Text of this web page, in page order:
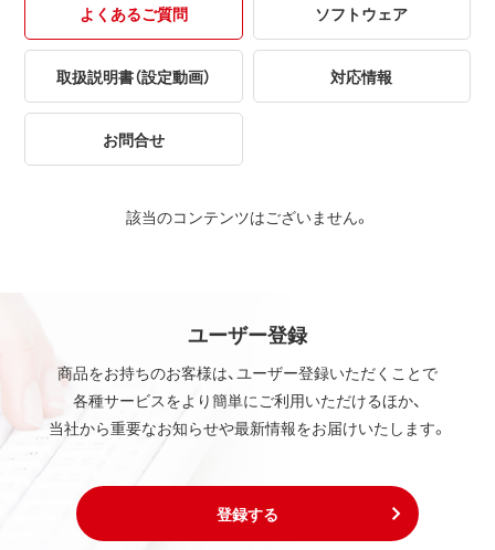
よくあるご質問 ソフトウェア
取扱説明書（設定動画） 対応情報
お問合せ
該当のコンテンツはございません。
ユーザー登録
商品をお持ちのお客様は、ユーザー登録いただくことで
各種サービスをより簡単にご利用いただけるほか、
当社から重要なお知らせや最新情報をお届けいたします。
登録する